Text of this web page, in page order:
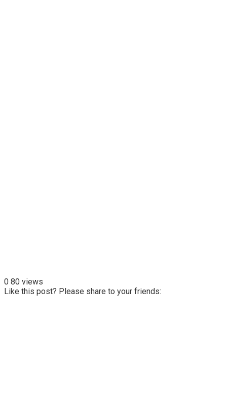
0 80 views
Like this post? Please share to your friends: